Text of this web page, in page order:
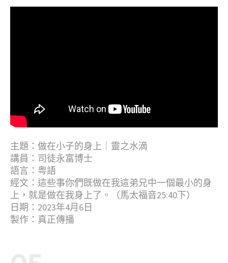
主題：做在小子的身上｜靈之水滴
講員：司徒永富博士
語言：粤語
經文：這些事你們既做在我這弟兄中一個最小的身
上，就是做在我身上了。（馬太福音25:40下）
日期：2023年4月6日
製作：真正傳播